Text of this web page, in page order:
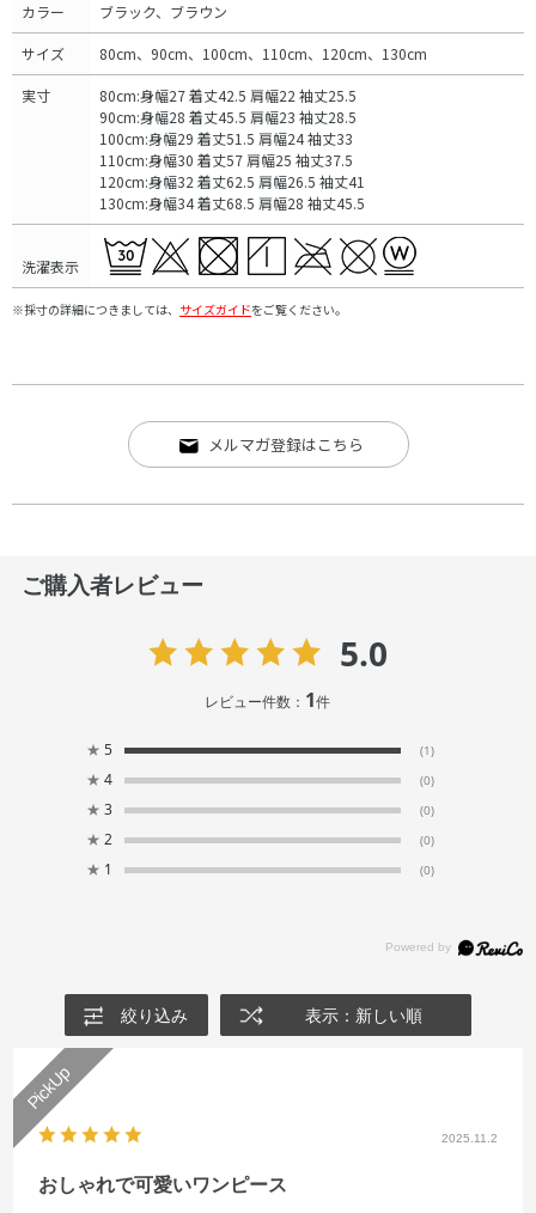
カラー ブラック、ブラウン
サイズ 80cm、90cm、100cm、110cm、120cm、130cm
実寸
80cm:身幅27 着丈42.5 肩幅22 袖丈25.5
90cm:身幅28 着丈45.5 肩幅23 袖丈28.5
100cm:身幅29 着丈51.5 肩幅24 袖丈33
110cm:身幅30 着丈57 肩幅25 袖丈37.5
120cm:身幅32 着丈62.5 肩幅26.5 袖丈41
130cm:身幅34 着丈68.5 肩幅28 袖丈45.5
洗濯表示
※採寸の詳細につきましては、 サイズガイドをご覧ください。
メルマガ登録はこちら
ご購入者レビュー
5.0
レビュー件数： 1件
★ 5 (1)
★ 4 (0)
★ 3 (0)
★ 2 (0)
★ 1 (0)
絞り込み 表示：新しい順
2025.11.2
おしゃれで可愛いワンピース